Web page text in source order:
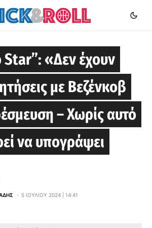
«Δεν έχουν
με Βεζένκοβ
– Χωρίς αυτό
να υπογράψει
5 ΙΟΥΛΊΟΥ 2024 | 14:41